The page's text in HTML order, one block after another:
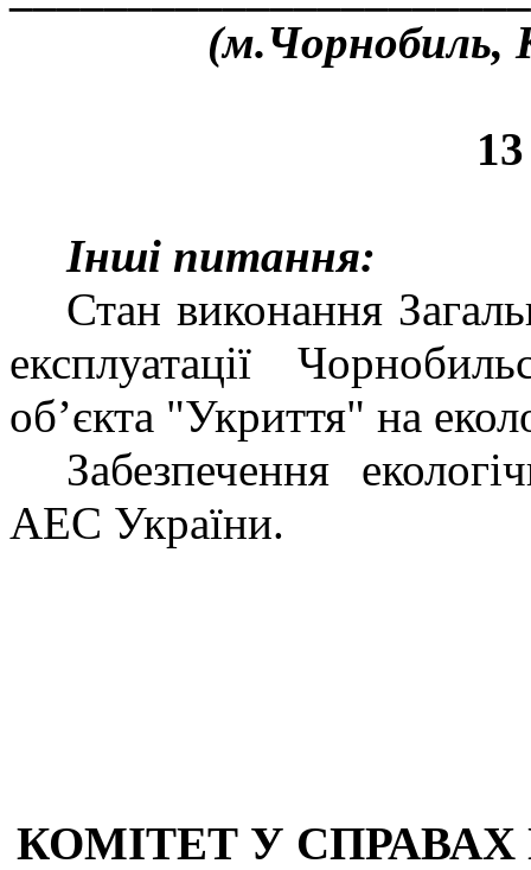
(м.Чорнобиль,
Інші питання:
Стан виконання
експлуатації
об’єкта "Укриття" на
Забезпечення
АЕС України.
КОМІТЕТ У СПРАВАХ